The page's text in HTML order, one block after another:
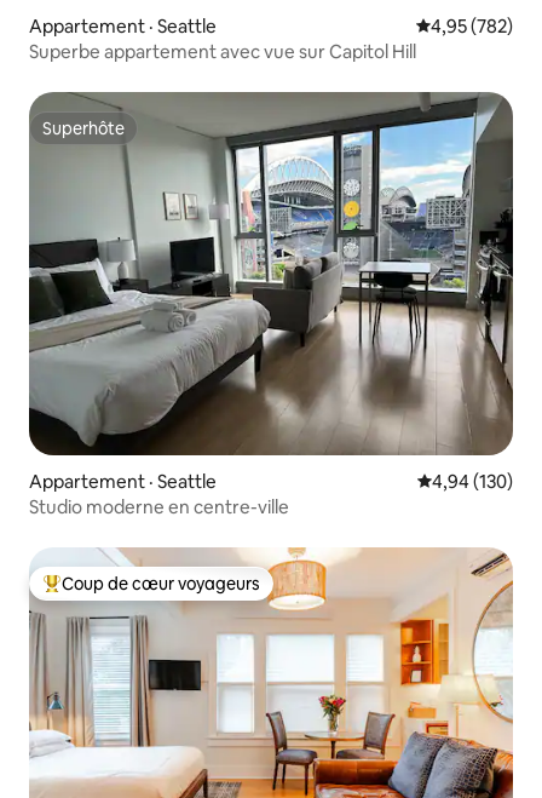
Appartement · Seattle Note
4,95 (782)
Superbe appartement avec vue sur Capitol Hill
Superhôte
Superhôte
Appartement · Seattle Note
4,94 (130)
Studio moderne en centre-ville
Coup de cœur voyageurs parmi les plus aimés
Coup de cœur voyageurs